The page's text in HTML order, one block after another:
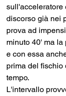
sull'acceleratore
discorso già nei
prova ad
minuto 40' ma
e con essa
prima del
tempo.
L'intervallo